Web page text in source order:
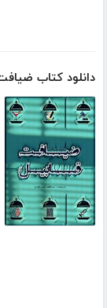
دانلود کتاب